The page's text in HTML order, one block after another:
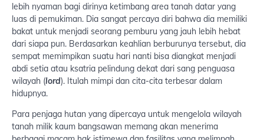
lebih nyaman bagi dirinya ketimbang area tanah datar yang
luas di pemukiman. Dia sangat percaya diri bahwa dia memiliki
bakat untuk menjadi seorang pemburu yang jauh lebih hebat
dari siapa pun. Berdasarkan keahlian berburunya tersebut, dia
sempat memimpikan suatu hari nanti bisa diangkat menjadi
abdi setia atau ksatria pelindung dekat dari sang penguasa
wilayah (lord). Itulah mimpi dan cita-cita terbesar dalam
hidupnya.
Para penjaga hutan yang dipercaya untuk mengelola wilayah
tanah milik kaum bangsawan memang akan menerima